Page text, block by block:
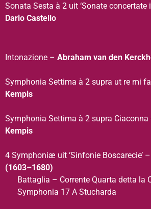
Sonata Sesta à 2 uit ‘Sonate concertate
Dario Castello
Intonazione – Abraham van den
Symphonia Settima à 2 supra ut re mi
Kempis
Symphonia Settima à 2 supra Ciaconna
Kempis
4 Symphoniæ uit ‘Sinfonie Boscarecie’ –
(1603–1680)
Battaglia – Corrente Quarta detta la
Symphonia 17 A Stucharda